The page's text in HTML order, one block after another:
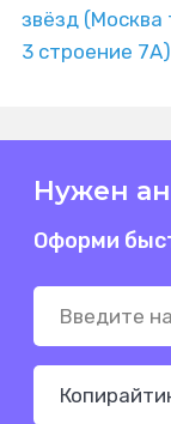
звёзд (Москва
3 строение
Нужен
Оформи